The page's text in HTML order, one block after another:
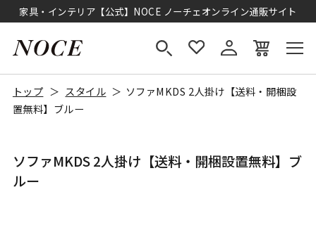
家具・インテリア【公式】NOCE ノーチェオンライン通販サイト
トップ スタイル
ソファMKDS 2人掛け【送料・開梱設
置無料】ブルー
ソファMKDS 2人掛け【送料・開梱設置無料】ブ
ルー